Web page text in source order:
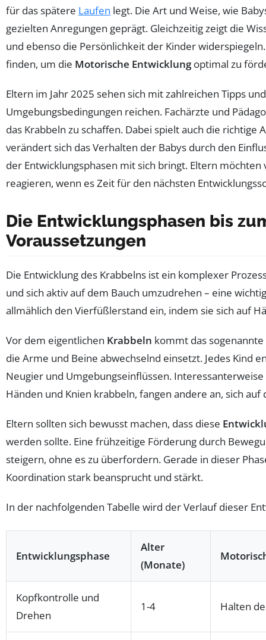
für das spätere Laufen legt. Die Art und Weise, wie
gezielten Anregungen geprägt. Gleichzeitig zeigt die
und ebenso die Persönlichkeit der Kinder
finden, um die Motorische Entwicklungoptimal zu
Eltern im Jahr 2025 sehen sich mit zahlreichen Tipps
Umgebungsbedingungen reichen. Fachärzte und
das Krabbeln zu schaffen. Dabei spielt auch die
verändert sich das Verhalten der Babys durch den
der Entwicklungsphasen mit sich bringt. Eltern
reagieren, wenn es Zeit für den nächsten
Die Entwicklungsphasen bis
Voraussetzungen
Die Entwicklung des Krabbelns ist ein komplexer
und sich aktiv auf dem Bauch umzudrehen – eine
allmählich den Vierfüßlerstand ein, indem sie sich auf
Vor dem eigentlichen Krabbeln kommt das
die Arme und Beine abwechselnd einsetzt. Jedes Kind
Neugier und Umgebungseinflüssen.
Händen und Knien krabbeln, fangen andere an, sich
Eltern sollten sich bewusst machen, dass diese
werden sollte. Eine frühzeitige Förderung durch
steigern, ohne es zu überfordern. Gerade in dieser
Koordination stark beansprucht und stärkt.
In der nachfolgenden Tabelle wird der Verlauf dieser
Entwicklungsphase
Alter
(Monate)
Kopfkontrolle und
Drehen
1-4 Halten